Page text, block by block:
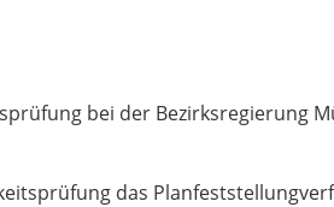
bei der Bezirksregierung
das